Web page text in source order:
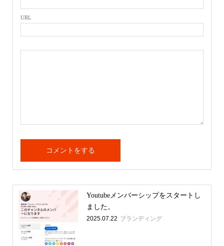
URL
Youtubeメンバーシップをスタートし
ました。
2025.07.22 ブランディング